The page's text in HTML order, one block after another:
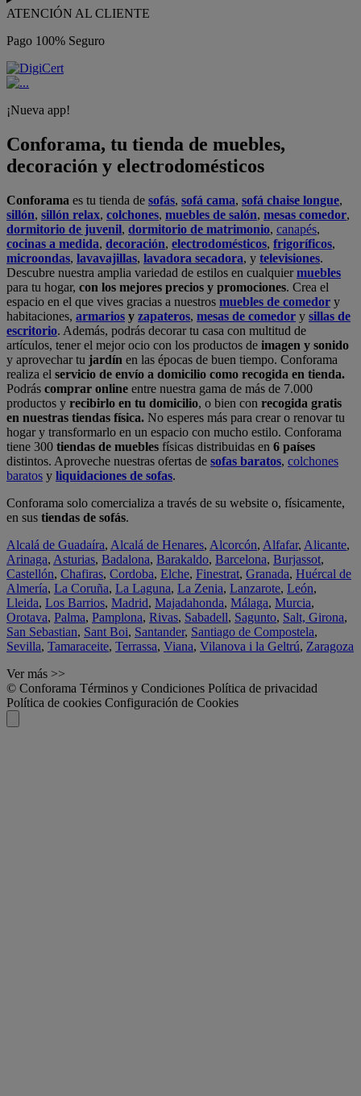
ATENCIÓN AL CLIENTE
Pago 100% Seguro
¡Nueva app!
Conforama, tu tienda de muebles,
decoración y electrodomésticos
Conforama es tu tienda de sofás, sofá cama, sofá chaise longue,
sillón, sillón relax, colchones, muebles de salón, mesas comedor,
dormitorio de juvenil, dormitorio de matrimonio, canapés,
cocinas a medida, decoración, electrodomésticos, frigoríficos,
microondas, lavavajillas, lavadora secadora, y televisiones.
Descubre nuestra amplia variedad de estilos en cualquiermuebles
para tu hogar, con los mejores precios y promociones. Crea el
espacio en el que vives gracias a nuestros muebles de comedor y
habitaciones, armarios y zapateros, mesas de comedor y sillas de
escritorio. Además, podrás decorar tu casa con multitud de
artículos, tener el mejor ocio con los productos de imagen y sonido
y aprovechar tu jardín en las épocas de buen tiempo. Conforama
realiza el servicio de envío a domicilio como recogida en tienda.
Podrás comprar online entre nuestra gama de más de 7.000
productos y recibirlo en tu domicilio, o bien con recogida gratis
en nuestras tiendas física. No esperes más para crear o renovar tu
hogar y transformarlo en un espacio con mucho estilo. Conforama
tiene 300 tiendas de muebles físicas distribuidas en 6 países
distintos. Aproveche nuestras ofertas de sofas baratos, colchones
baratos y liquidaciones de sofas.
Conforama solo comercializa a través de su website o, físicamente,
en sus tiendas de sofás.
Alcalá de Guadaíra, Alcalá de Henares, Alcorcón, Alfafar, Alicante,
Arinaga, Asturias, Badalona, Barakaldo, Barcelona, Burjassot,
Castellón, Chafiras, Cordoba, Elche, Finestrat, Granada, Huércal de
Almería, La Coruña, La Laguna, La Zenia, Lanzarote, León,
Lleida, Los Barrios, Madrid, Majadahonda, Málaga, Murcia,
Orotava, Palma, Pamplona, Rivas, Sabadell, Sagunto, Salt, Girona,
San Sebastian, Sant Boi, Santander, Santiago de Compostela,
Sevilla, Tamaraceite, Terrassa, Viana, Vilanova i la Geltrú, Zaragoza
Ver más >>
© Conforama Términos y Condiciones Política de privacidad
Política de cookies Configuración de Cookies